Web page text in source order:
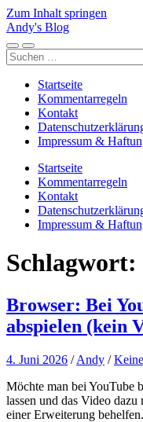
Zum Inhalt springen
Andy's Blog
Mobile-
Menü
Suchfeld
ein-/ausblenden
Suchen
nach:
Startseite
Kommentarregeln
Kontakt
Impressum &
Startseite
Kommentarregeln
Kontakt
Impressum &
Schlagwort:
Browser: Bei
abspielen (kein
4. Juni 2026 /Andy /
Möchte man bei YouTube
lassen und das Video
einer Erweiterung behelfen.